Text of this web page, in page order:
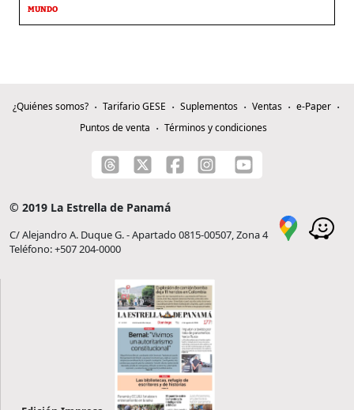
MUNDO
¿Quiénes somos? Tarifario GESE Suplementos Ventas
e-Paper
Puntos de venta
Términos y condiciones
© 2019 La Estrella de Panamá
C/ Alejandro A. Duque G. - Apartado 0815-00507, Zona 4
Teléfono: +507 204-0000